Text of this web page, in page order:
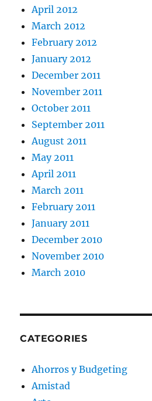
April 2012
March 2012
February 2012
January 2012
December 2011
November 2011
October 2011
September 2011
August 2011
May 2011
April 2011
March 2011
February 2011
January 2011
December 2010
November 2010
March 2010
CATEGORIES
Ahorros y Budgeting
Amistad